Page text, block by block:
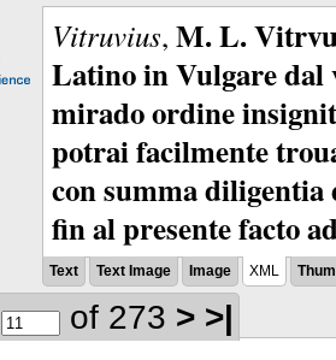
Vitruvius, M. L.
Latino in Vulgare dal
mirado ordine
potrai facilmente
con summa
fin al presente facto
Text Text Image Image XML
of 273 > >|